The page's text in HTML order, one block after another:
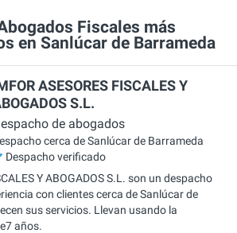
Fiscales más
en Sanlúcar de Barrameda
ASESORES FISCALES Y
S.L.
de abogados
cerca de Sanlúcar de Barrameda
Despacho verificado
Y ABOGADOS S.L. son un despacho
con clientes cerca de Sanlúcar de
sus servicios. Llevan usando la
años.